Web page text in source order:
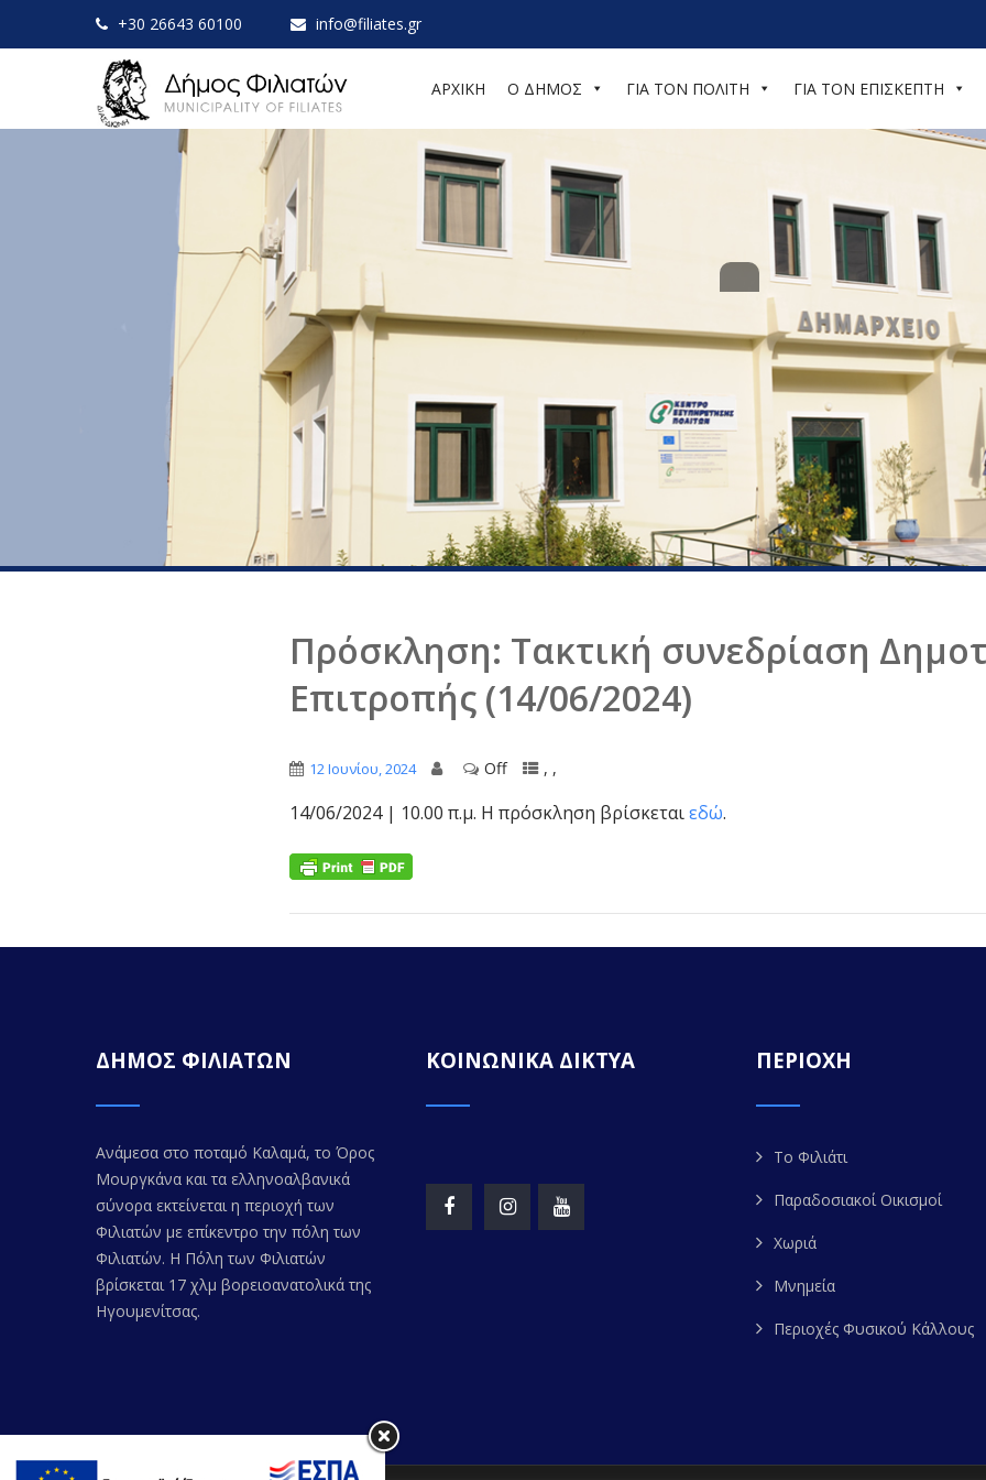
+30 26643 60100 info@filiates.gr
ΑΡΧΙΚΗ Ο ΔΗΜΟΣ ΓΙΑ ΤΟΝ ΠΟΛΙΤΗ ΓΙΑ ΤΟΝ ΕΠΙΣΚΕΠΤΗ
Πρόσκληση: Τακτική συνεδρίαση
Επιτροπής (14/06/2024)
12 Ιουνίου, 2024 Off , ,
14/06/2024 | 10.00 π.μ. Η πρόσκληση βρίσκεταιεδώ.
ΔΗΜΟΣ ΦΙΛΙΑΤΩΝ
Ανάμεσα στο ποταμό Καλαμά, το Όρος
Μουργκάνα και τα ελληνοαλβανικά
σύνορα εκτείνεται η περιοχή των
Φιλιατών με επίκεντρο την πόλη των
Φιλιατών. Η Πόλη των Φιλιατών
βρίσκεται 17 χλμ βορειοανατολικά της
Ηγουμενίτσας.
ΚΟΙΝΩΝΙΚΑ ΔΙΚΤΥΑ ΠΕΡΙΟΧΗ
Το Φιλιάτι
Παραδοσιακοί Οικισμοί
Χωριά
Μνημεία
Περιοχές Φυσικού Κάλλους